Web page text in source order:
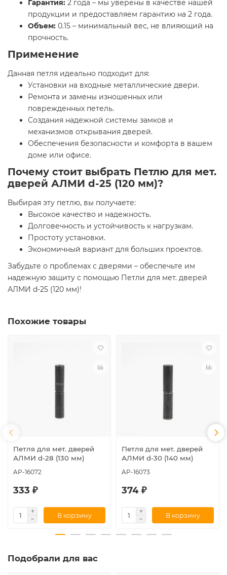
Гарантия: 2 года – мы уверены в качестве нашей
продукции и предоставляем гарантию на 2 года.
Объем: 0.15 – минимальный вес, не влияющий на
прочность.
Применение
Данная петля идеально подходит для:
Установки на входные металлические двери.
Ремонта и замены изношенных или
поврежденных петель.
Создания надежной системы замков и
механизмов открывания дверей.
Обеспечения безопасности и комфорта в вашем
доме или офисе.
Почему стоит выбрать Петлю для мет.
дверей АЛМИ d-25 (120 мм)?
Выбирая эту петлю, вы получаете:
Высокое качество и надежность.
Долговечность и устойчивость к нагрузкам.
Простоту установки.
Экономичный вариант для больших проектов.
Забудьте о проблемах с дверями – обеспечьте им
надежную защиту с помощью Петли для мет. дверей
АЛМИ d-25 (120 мм)!
Похожие товары
Петля для мет. дверей
АЛМИ d-28 (130 мм)
AP-16072
333 ₽
В корзину
Петля для мет. дверей
АЛМИ d-30 (140 мм)
AP-16073
374 ₽
В корзину
Подобрали для вас